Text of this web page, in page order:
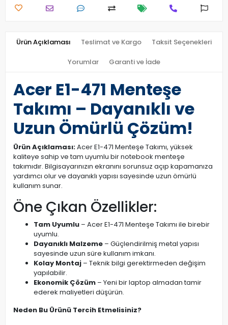
Ürün Açıklaması Teslimat ve Kargo Taksit Seçenekleri
Yorumlar Garanti ve İade
Acer E1-471 Menteşe
Takımı – Dayanıklı ve
Uzun Ömürlü Çözüm!
Ürün Açıklaması:Acer E1-471 Menteşe Takımı, yüksek
kaliteye sahip ve tam uyumlu bir notebook menteşe
takımıdır. Bilgisayarınızın ekranını sorunsuz açıp kapamanıza
yardımcı olur ve dayanıklı yapısı sayesinde uzun ömürlü
kullanım sunar.
Öne Çıkan Özellikler:
Tam Uyumlu – Acer E1-471 Menteşe Takımı ile birebir
uyumlu.
Dayanıklı Malzeme – Güçlendirilmiş metal yapısı
sayesinde uzun süre kullanım imkanı.
Kolay Montaj – Teknik bilgi gerektirmeden değişim
yapılabilir.
Ekonomik Çözüm – Yeni bir laptop almadan tamir
ederek maliyetleri düşürün.
Neden Bu Ürünü Tercih Etmelisiniz?